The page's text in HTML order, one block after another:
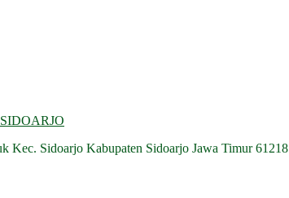
Kec. Sidoarjo Kabupaten Sidoarjo Jawa Timur 61218